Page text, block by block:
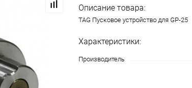
Описание товара:
TAG Пусковое устройство для GP-25
Характеристики:
Производитель